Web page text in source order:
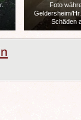
Foto
Geldersheim/
Schäden